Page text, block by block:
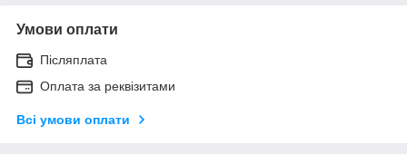
Умови оплати
Післяплата
Оплата за реквізитами
Всі умови оплати